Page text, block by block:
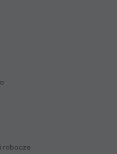
robocze